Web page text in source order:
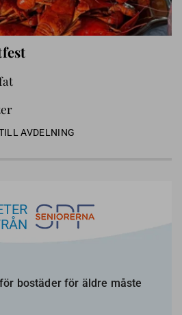
AVDELNING
bostäder för äldre måste